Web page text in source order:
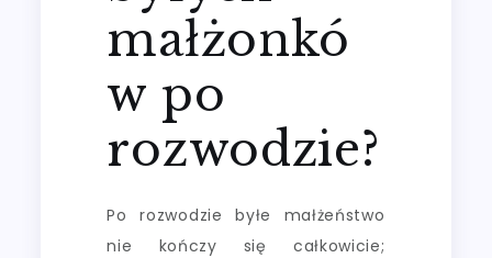
małżonkó
w po
rozwodzie?
Po rozwodzie byłe małżeństwo
nie kończy się całkowicie;